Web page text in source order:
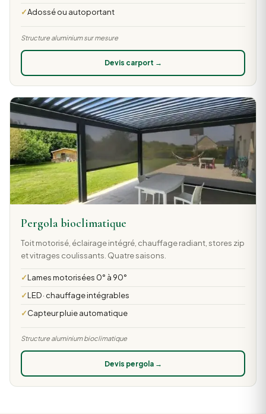
Adossé ou autoportant
Structure aluminium sur mesure
Devis carport →
Pergola bioclimatique
Toit motorisé, éclairage intégré, chauffage radiant, stores zip
et vitrages coulissants. Quatre saisons.
Lames motorisées 0° à 90°
LED · chauffage intégrables
Capteur pluie automatique
Structure aluminium bioclimatique
Devis pergola →